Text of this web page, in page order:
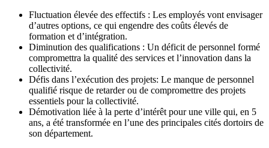
Fluctuation élevée des effectifs : Les employés vont envisager
d’autres options, ce qui engendre des coûts élevés de
formation et d’intégration.
Diminution des qualifications : Un déficit de personnel formé
compromettra la qualité des services et l’innovation dans la
collectivité.
Défis dans l’exécution des projets: Le manque de personnel
qualifié risque de retarder ou de compromettre des projets
essentiels pour la collectivité.
Démotivation liée à la perte d’intérêt pour une ville qui, en 5
ans, a été transformée en l’une des principales cités dortoirs de
son département.